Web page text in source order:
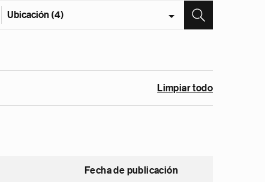
Ubicación (4)
Limpiar todo
Fecha de publicación